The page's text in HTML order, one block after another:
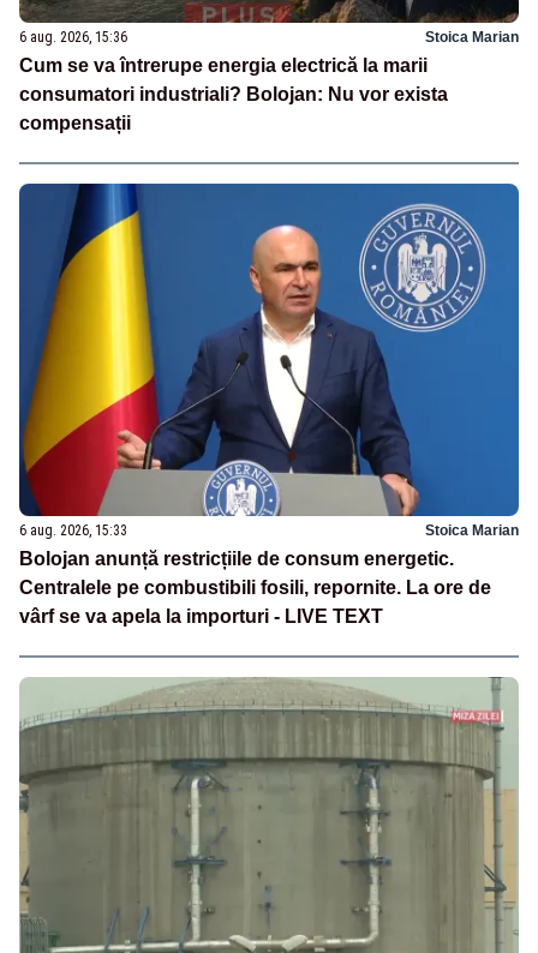
6 aug. 2026, 15:36 Stoica Marian
Cum se va întrerupe energia electrică la marii
consumatori industriali? Bolojan: Nu vor exista
compensații
6 aug. 2026, 15:33 Stoica Marian
Bolojan anunță restricțiile de consum energetic.
Centralele pe combustibili fosili, repornite. La ore de
vârf se va apela la importuri - LIVE TEXT